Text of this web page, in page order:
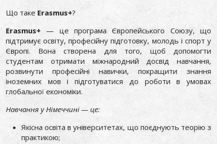
Що таке Erasmus+?
Erasmus+ — це програма Європейського Союзу, що
підтримує освіту, професійну підготовку, молодь і спорт у
Європі. Вона створена для того, щоб допомогти
студентам отримати міжнародний досвід навчання,
розвинути професійні навички, покращити знання
іноземних мов і підготуватися до роботи в умовах
глобальної економіки.
Навчання у Німеччині — це:
Якісна освіта в університетах, що поєднують теорію з
практикою;